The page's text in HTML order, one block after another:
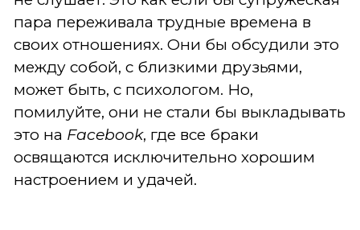
пара переживала трудные времена в
своих отношениях. Они бы обсудили это
между собой, с близкими друзьями,
может быть, с психологом. Но,
помилуйте, они не стали бы выкладывать
это на Facebook, где все браки
освящаются исключительно хорошим
настроением и удачей.